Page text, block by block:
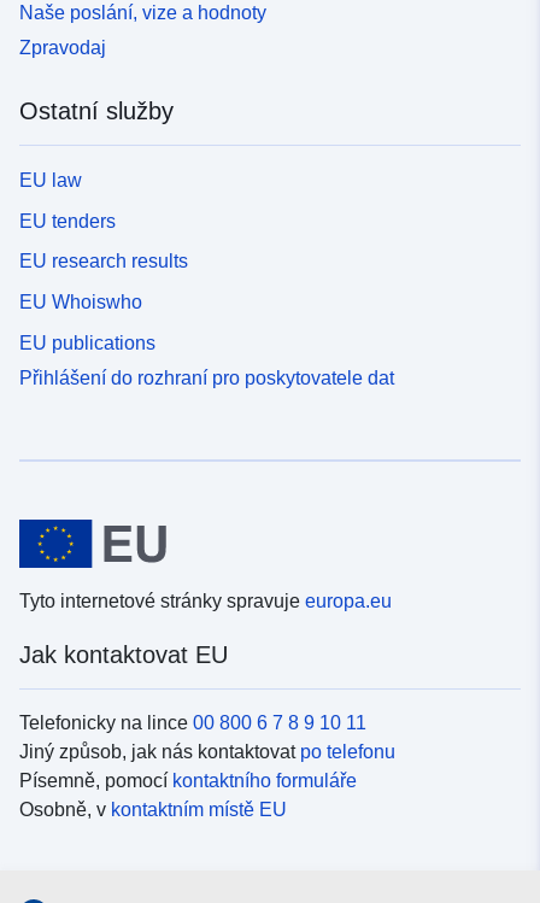
Naše poslání, vize a hodnoty
Zpravodaj
Ostatní služby
EU law
EU tenders
EU research results
EU Whoiswho
EU publications
Přihlášení do rozhraní pro poskytovatele dat
Tyto internetové stránky spravuje europa.eu
Jak kontaktovat EU
Telefonicky na lince 00 800 6 7 8 9 10 11
Jiný způsob, jak nás kontaktovat po telefonu
Písemně, pomocí kontaktního formuláře
Osobně, v kontaktním místě EU